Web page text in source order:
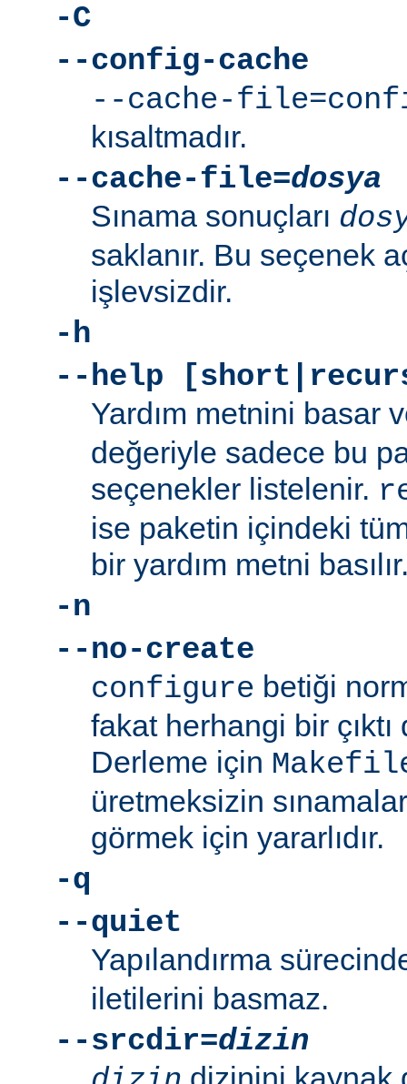
-C
--config-cache
--cache-
kısaltmadır.
--cache-file=dosya
Sınama sonuçları
saklanır. Bu seçenek
işlevsizdir.
-h
--help
Yardım metnini basar
değeriyle sadece bu
seçenekler listelenir.
ise paketin içindeki
bir yardım metni
-n
--no-create
configure betiği
fakat herhangi bir
Derleme için
üretmeksizin
görmek için yararlıdır.
-q
--quiet
Yapılandırma
iletilerini basmaz.
--srcdir=dizin